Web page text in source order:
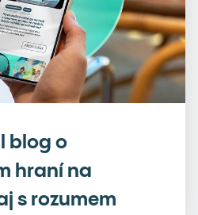
blog o
hraní na
s rozumem